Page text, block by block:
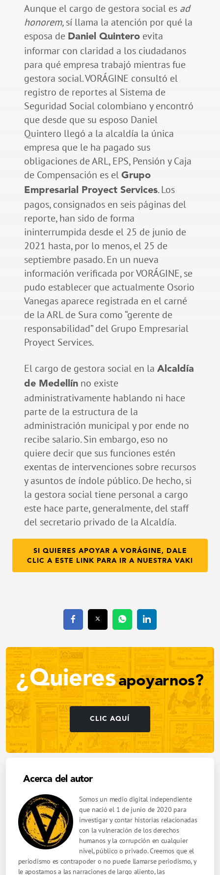
Aunque el cargo de gestora social es ad
honorem,sí llama la atención por qué la
esposa de Daniel Quinteroevita
informar con claridad a los ciudadanos
para qué empresa trabajó mientras fue
gestora social. VORÁGINE consultó el
registro de reportes al Sistema de
Seguridad Social colombiano y encontró
que desde que su esposo Daniel
Quintero llegó a la alcaldía la única
empresa que le ha pagado sus
obligaciones de ARL, EPS, Pensión y Caja
de Compensación es el Grupo
Empresarial Proyect Services. Los
pagos, consignados en seis páginas del
reporte, han sido de forma
ininterrumpida desde el 25 de junio de
2021 hasta, por lo menos, el 25 de
septiembre pasado. En un nueva
información verificada por VORÁGINE, se
pudo establecer que actualmente Osorio
Vanegas aparece registrada en el carné
de la ARL de Sura como “gerente de
responsabilidad” del Grupo Empresarial
Proyect Services.
El cargo de gestora social en la Alcaldía
de Medellínno existe
administrativamente hablando ni hace
parte de la estructura de la
administración municipal y por ende no
recibe salario. Sin embargo, eso no
quiere decir que sus funciones estén
exentas de intervenciones sobre recursos
y asuntos de índole público. De hecho, si
la gestora social tiene personal a cargo
este hace parte, generalmente, del staff
del secretario privado de la Alcaldía.
SI QUIERES APOYAR A VORÁGINE, DALE
CLIC A ESTE LINK PARA IR A NUESTRA VAKI
¿Quieresapoyarnos?
CLIC AQUÍ
Acerca del autor
Somos un medio digital independiente
que nació el 1 de junio de 2020 para
investigar y contar historias relacionadas
con la vulneración de los derechos
humanos y la corrupción en cualquier
nivel, público o privado. Creemos que el
periodismo es contrapoder o no puede llamarse periodismo, y
le apostamos a las narraciones de largo aliento, las